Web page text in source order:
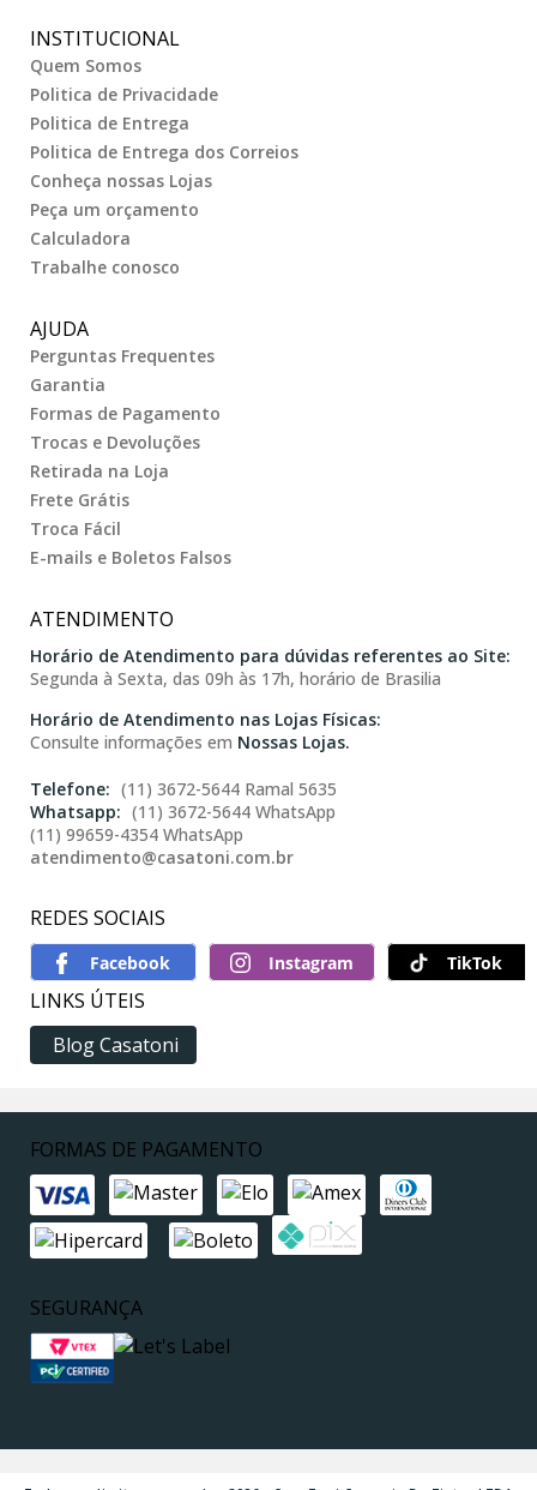
INSTITUCIONAL
Quem Somos
Politica de Privacidade
Politica de Entrega
Politica de Entrega dos Correios
Conheça nossas Lojas
Peça um orçamento
Calculadora
Trabalhe conosco
AJUDA
Perguntas Frequentes
Garantia
Formas de Pagamento
Trocas e Devoluções
Retirada na Loja
Frete Grátis
Troca Fácil
E-mails e Boletos Falsos
ATENDIMENTO
Horário de Atendimento para dúvidas referentes ao Site:
Segunda à Sexta, das 09h às 17h, horário de Brasilia
Horário de Atendimento nas Lojas Físicas:
Consulte informações em Nossas Lojas.
(11) 3672-5644 Ramal 5635
(11) 3672-5644 WhatsApp
(11) 99659-4354 WhatsApp
atendimento@casatoni.com.br
REDES SOCIAIS
TikTok
LINKS ÚTEIS
Blog Casatoni
FORMAS DE PAGAMENTO
SEGURANÇA